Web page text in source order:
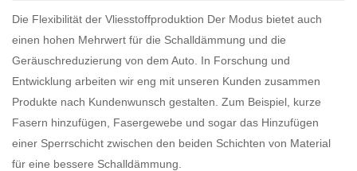
Die Flexibilität der Vliesstoffproduktion Der Modus bietet auch
einen hohen Mehrwert für die Schalldämmung und die
Geräuschreduzierung von dem Auto. In Forschung und
Entwicklung arbeiten wir eng mit unseren Kunden zusammen
Produkte nach Kundenwunsch gestalten. Zum Beispiel, kurze
Fasern hinzufügen, Fasergewebe und sogar das Hinzufügen
einer Sperrschicht zwischen den beiden Schichten von Material
für eine bessere Schalldämmung.